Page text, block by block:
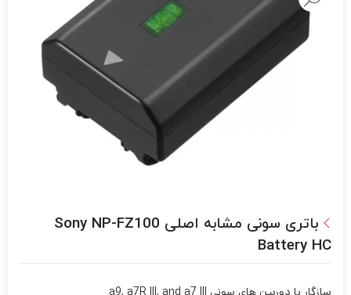
باتری سونی مشابه اصلی Sony NP-FZ100
Battery HC
سازگار با دوربین های سونی a9, a7R III, and a7 III